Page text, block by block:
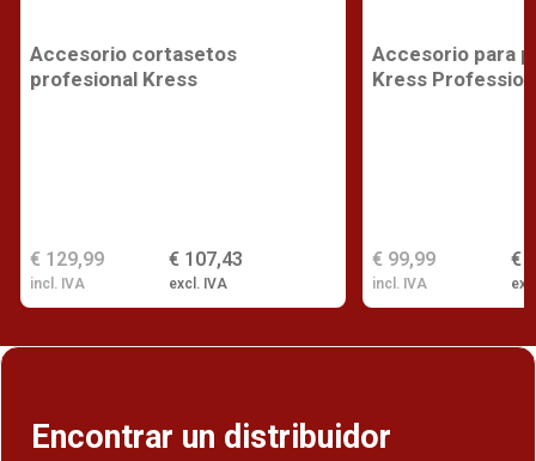
Accesorio cortasetos
profesional Kress
€ 107,43
excl. IVA
€ 129,99
incl. IVA
Accesorio para
Kress
€
€ 99,99
incl. IVA
Encontrar un distribuidor